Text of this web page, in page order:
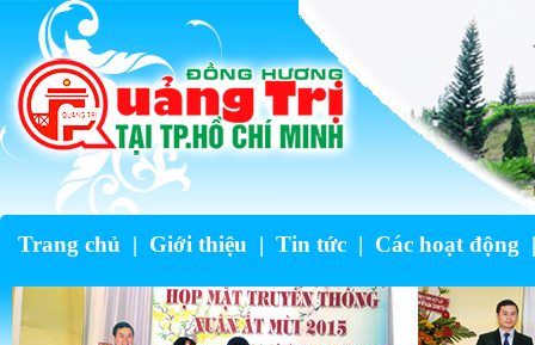
Trang chủ | Giới thiệu | Tin tức | Các hoạt động |